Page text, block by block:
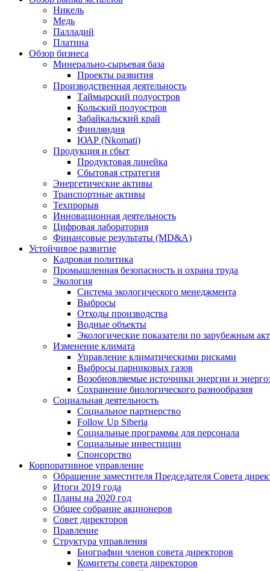
Никель
Медь
Палладий
Платина
Обзор бизнеса
Минерально-сырьевая база
Проекты развития
Производственная деятельность
Таймырский полуостров
Кольский полуостров
Забайкальский край
Финляндия
ЮАР (Nkomati)
Продукция и сбыт
Продуктовая линейка
Сбытовая стратегия
Энергетические активы
Транспортные активы
Техпрорыв
Инновационная деятельность
Цифровая лаборатория
Финансовые результаты (MD&A)
Устойчивое развитие
Кадровая политика
Промышленная безопасность и охрана труда
Экология
Система экологического менеджмента
Выбросы
Отходы производства
Водные объекты
Экологические показатели по зарубежным
Изменение климата
Управление климатическими рисками
Выбросы парниковых газов
Возобновляемые источники энергии и
Сохранение биологического разнообразия
Социальная деятельность
Социальное партнерство
Follow Up Siberia
Социальные программы для персонала
Социальные инвестиции
Спонсорство
Корпоративное управление
Обращение заместителя Председателя Совета
Итоги 2019 года
Планы на 2020 год
Общее собрание акционеров
Совет директоров
Правление
Структура управления
Биографии членов совета директоров
Комитеты совета директоров